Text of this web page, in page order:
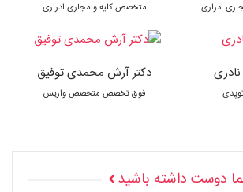
ادراری متخصص کلیه و مجاری ادراری
دکتر آرش محمدی توفیق
فوق تخصص متخصص واریس
دوست داشته باشید